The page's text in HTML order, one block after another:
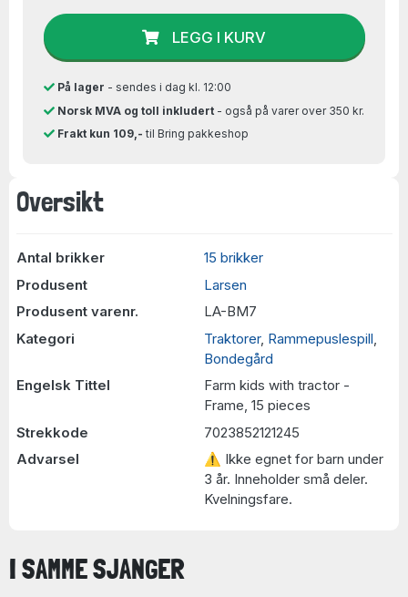
Oversikt
Antal brikker
15 brikker
Produsent
Larsen
Produsent varenr.
LA-BM7
Kategori
Traktorer, Rammepuslespill
Bondegård
Engelsk Tittel
Farm kids with tractor -
Frame, 15 pieces
Strekkode
7023852121245
Advarsel
⚠ Ikke egnet for barn under
3 år. Inneholder små deler.
Kvelningsfare.
LEGG I KURV
På lager - sendes i dag kl. 12:00
Norsk MVA og toll inkludert- også på varer over 350 kr.
Frakt kun 109,- til Bring pakkeshop
I SAMME SJANGER